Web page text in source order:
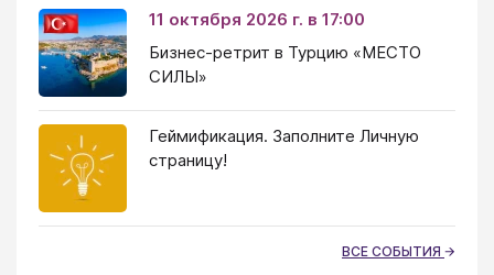
11 октября 2026 г. в 17:00
Бизнес-ретрит в Турцию «МЕСТО
СИЛЫ»
Геймификация. Заполните Личную
страницу!
ВСЕ СОБЫТИЯ